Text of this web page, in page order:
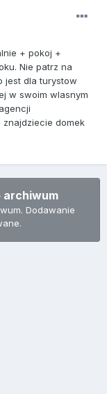
+ pokoj +
Nie patrz na
jest dla turystow
w swoim wlasnym
domek
archiwum
Dodawanie